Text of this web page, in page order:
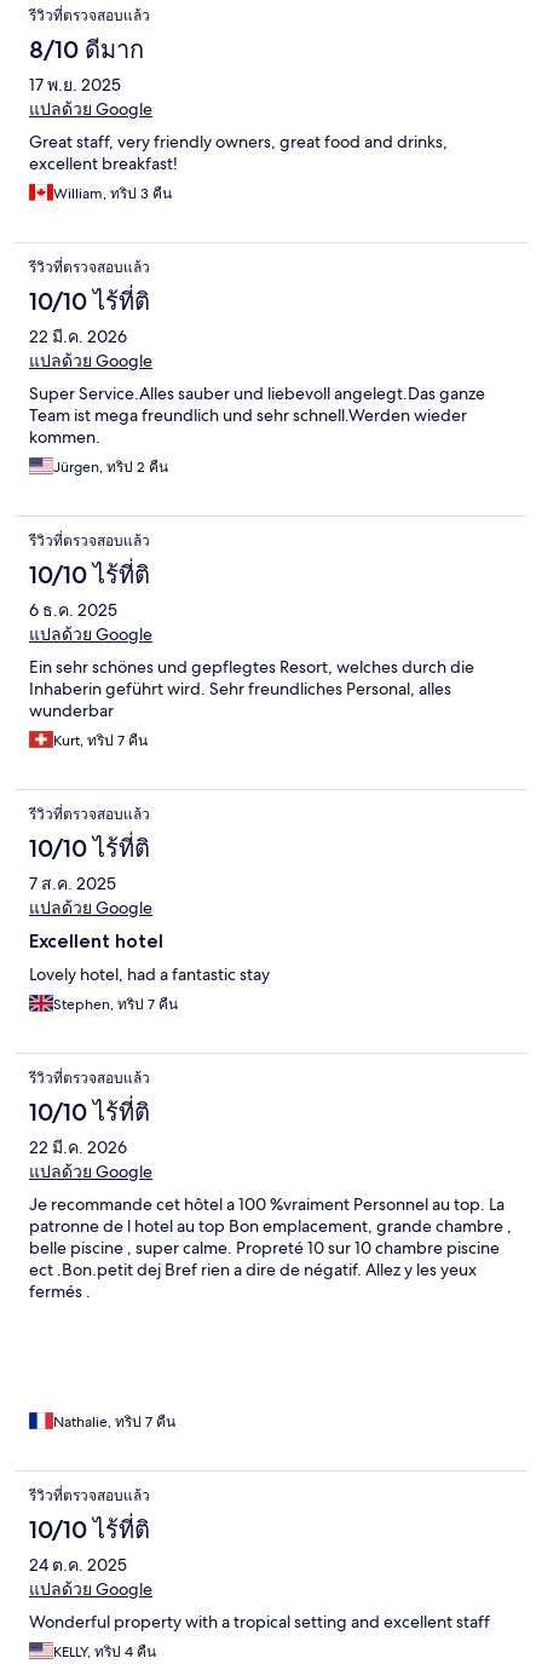
รีวิวที่ตรวจสอบแล้ว
8/10 ดีมาก
17 พ.ย. 2025
แปลด้วย Google
Great staff, very friendly owners, great food and drinks,
excellent breakfast!
William, ทริป 3 คืน
รีวิวที่ตรวจสอบแล้ว
10/10 ไร้ที่ติ
22 มี.ค. 2026
แปลด้วย Google
Super Service.Alles sauber und liebevoll angelegt.Das ganze
Team ist mega freundlich und sehr schnell.Werden wieder
kommen.
Jürgen, ทริป 2 คืน
รีวิวที่ตรวจสอบแล้ว
10/10 ไร้ที่ติ
6 ธ.ค. 2025
แปลด้วย Google
Ein sehr schönes und gepflegtes Resort, welches durch die
Inhaberin geführt wird. Sehr freundliches Personal, alles
wunderbar
Kurt, ทริป 7 คืน
รีวิวที่ตรวจสอบแล้ว
10/10 ไร้ที่ติ
7 ส.ค. 2025
แปลด้วย Google
Excellent hotel
Lovely hotel, had a fantastic stay
Stephen, ทริป 7 คืน
รีวิวที่ตรวจสอบแล้ว
10/10 ไร้ที่ติ
22 มี.ค. 2026
แปลด้วย Google
Je recommande cet hôtel a 100 %vraiment Personnel au top. La
patronne de l hotel au top Bon emplacement, grande chambre ,
belle piscine , super calme. Propreté 10 sur 10 chambre piscine
ect .Bon.petit dej Bref rien a dire de négatif. Allez y les yeux
fermés .
Nathalie, ทริป 7 คืน
รีวิวที่ตรวจสอบแล้ว
10/10 ไร้ที่ติ
24 ต.ค. 2025
แปลด้วย Google
Wonderful property with a tropical setting and excellent staff
KELLY, ทริป 4 คืน